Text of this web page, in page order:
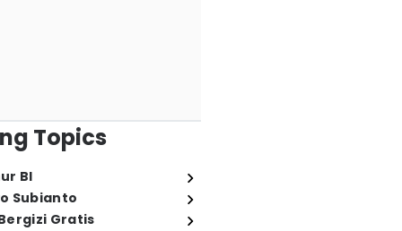
Topics
BI
Subianto
Gratis